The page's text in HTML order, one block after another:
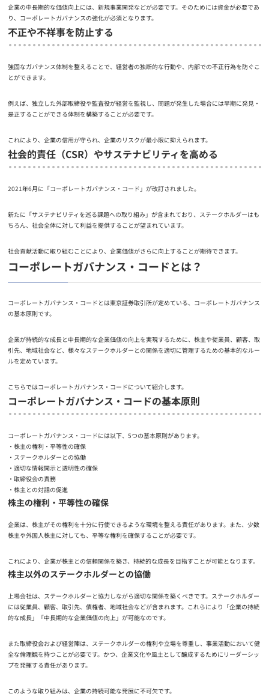
企業の中長期的な価値向上には、新規事業開発などが必要です。そのためには資金が必要であ
り、コーポレートガバナンスの強化が必須となります。
不正や不祥事を防止する
強固なガバナンス体制を整えることで、経営者の独断的な行動や、内部での不正行為を防ぐこ
とができます。
例えば、独立した外部取締役や監査役が経営を監視し、問題が発生した場合には早期に発見・
是正することができる体制を構築することが必要です。
これにより、企業の信用が守られ、企業のリスクが最小限に抑えられます。
社会的責任（CSR）やサステナビリティを高める
2021年6月に「コーポレートガバナンス・コード」が改訂されました。
新たに「サステナビリティを巡る課題への取り組み」が含まれており、ステークホルダーはも
ちろん、社会全体に対して利益を提供することが望まれています。
社会貢献活動に取り組むことにより、企業価値がさらに向上することが期待できます。
コーポレートガバナンス・コードとは？
コーポレートガバナンス・コードとは東京証券取引所が定めている、コーポレートガバナンス
の基本原則です。
企業が持続的な成長と中長期的な企業価値の向上を実現するために、株主や従業員、顧客、取
引先、地域社会など、様々なステークホルダーとの関係を適切に管理するための基本的なルー
ルを定めています。
こちらではコーポレートガバナンス・コードについて紹介します。
コーポレートガバナンス・コードの基本原則
コーポレートガバナンス・コードには以下、5つの基本原則があります。
株主の権利・平等性の確保
ステークホルダーとの協働
適切な情報開示と透明性の確保
取締役会の責務
株主との対話の促進
株主の権利・平等性の確保
企業は、株主がその権利を十分に行使できるような環境を整える責任があります。また、少数
株主や外国人株主に対しても、平等な権利を確保することが必要です。
これにより、企業が株主との信頼関係を築き、持続的な成長を目指すことが可能となります。
株主以外のステークホルダーとの協働
上場会社は、ステークホルダーと協力しながら適切な関係を築くべきです。ステークホルダー
には従業員、顧客、取引先、債権者、地域社会などが含まれます。これらにより「企業の持続
的な成長」「中長期的な企業価値の向上」が可能なのです。
また取締役会および経営陣は、ステークホルダーの権利や立場を尊重し、事業活動において健
全な倫理観を持つことが必要です。かつ、企業文化や風土として醸成するためにリーダーシッ
プを発揮する責任があります。
このような取り組みは、企業の持続可能な発展に不可欠です。